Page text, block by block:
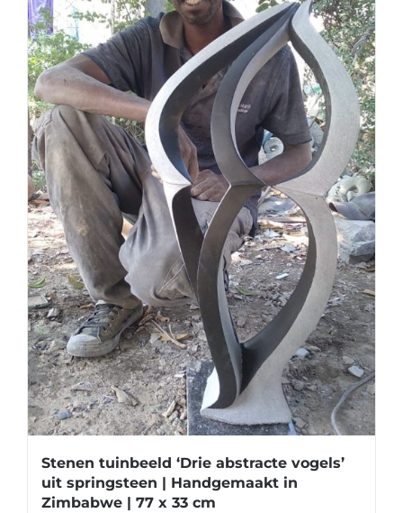
Stenen tuinbeeld ‘Drie abstracte vogels’
uit springsteen | Handgemaakt in
Zimbabwe | 77 x 33 cm